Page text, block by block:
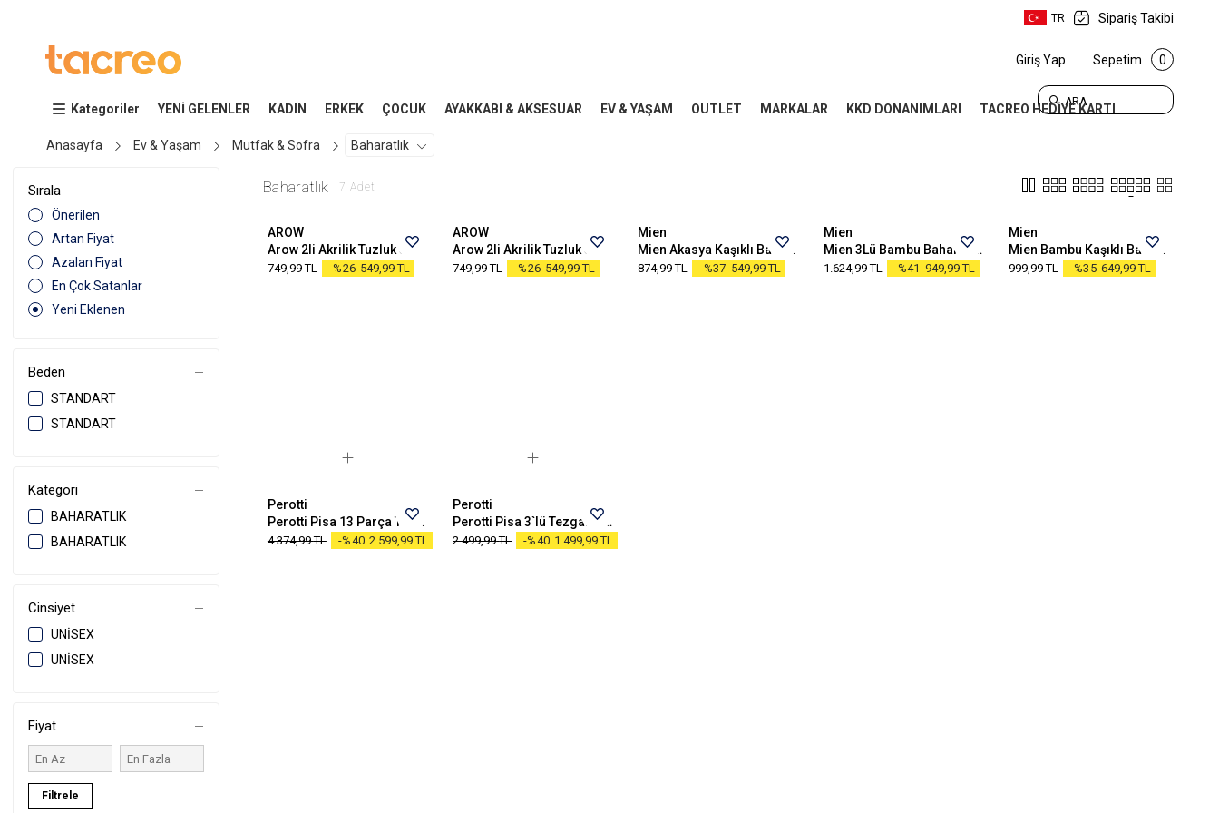
TR Sipariş Takibi
ARA
Giriş Yap Sepetim 0
Kategoriler YENİ GELENLER KADIN ERKEK ÇOCUK AYAKKABI & AKSESUAR EV & YAŞAM OUTLET MARKALAR KKD DONANIMLARI TACREO HEDİYE KARTI
Baharatlık
Mutfak & Sofra
Ev & Yaşam
Anasayfa
Sırala
Önerilen
Artan Fiyat
Azalan Fiyat
En Çok Satanlar
Yeni Eklenen
Beden
STANDART
STANDART
Kategori
BAHARATLIK
BAHARATLIK
Cinsiyet
UNISEX
UNISEX
Fiyat
Filtrele
Baharatlık 7 Adet
-%26 549,99 TL
749,99 TL
AROW
Arow 2li Akrilik Tuzluk Set
-%26 549,99 TL
749,99 TL
AROW
Arow 2li Akrilik Tuzluk Set
-%37 549,99 TL
874,99 TL
Mien
-%41 949,99 TL
1.624,99 TL
Mien
Mien 3Lü Bambu Baharatlık Seti
-%35 649,99 TL
999,99 TL
Mien
Mien Bambu Kaşıklı Baharatlık
-%40 2.599,99 TL
4.374,99 TL
Perotti
Perotti Pisa 13 Parça Tezgah Üstü Bambu Mutfak Seti
-%40 1.499,99 TL
2.499,99 TL
Perotti
Perotti Pisa 3`lü Tezgah Üstü Bambu Standlı Baharat Seti